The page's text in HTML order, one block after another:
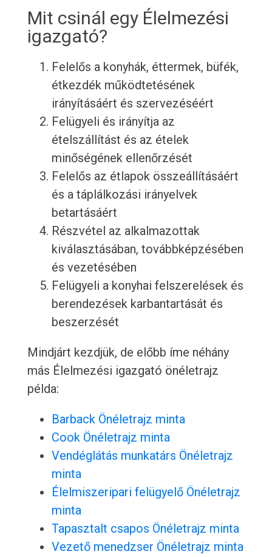
Mit csinál egy Élelmezési
igazgató?
Felelős a konyhák, éttermek, büfék,
étkezdék működtetésének
irányításáért és szervezéséért
Felügyeli és irányítja az
ételszállítást és az ételek
minőségének ellenőrzését
Felelős az étlapok összeállításáért
és a táplálkozási irányelvek
betartásáért
Részvétel az alkalmazottak
kiválasztásában, továbbképzésében
és vezetésében
Felügyeli a konyhai felszerelések és
berendezések karbantartását és
beszerzését
Mindjárt kezdjük, de előbb íme néhány
más Élelmezési igazgató önéletrajz
példa:
Barback Önéletrajz minta
Cook Önéletrajz minta
Vendéglátás munkatárs Önéletrajz
minta
Élelmiszeripari felügyelő Önéletrajz
minta
Tapasztalt csapos Önéletrajz minta
Vezető menedzser Önéletrajz minta